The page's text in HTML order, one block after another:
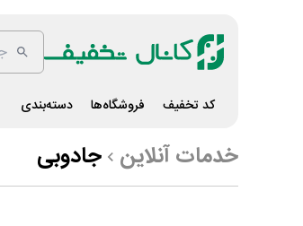
کد تخفیف فروشگاه‌ها دسته‌بندی
خدمات آنلاین جادوبی